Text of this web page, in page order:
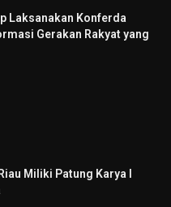
Laksanakan Konferda
Gerakan Rakyat yang
Miliki Patung Karya I